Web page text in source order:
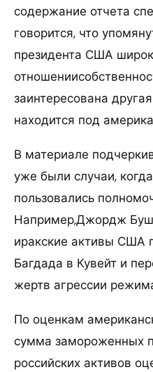
содержание отчета
говорится, что
президента США
заинтересована
находится под
В материале
уже были случаи,
пользовались
Например,Джордж
иракские активы США
Багдада в Кувейт и
жертв агрессии
По оценкам
сумма замороженных
российских активов